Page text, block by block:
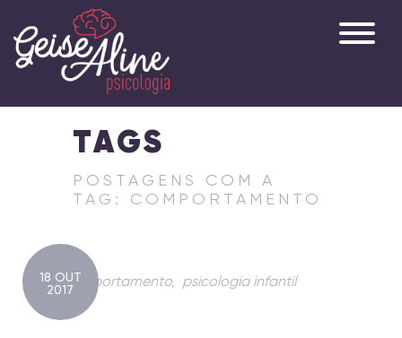
TAGS
POSTAGENS COM A
TAG: COMPORTAMENTO
18 OUT
2017comportamento, psicologia infantil